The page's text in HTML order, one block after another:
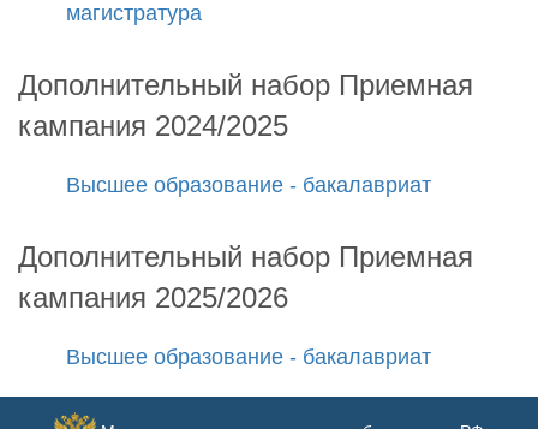
магистратура
Дополнительный набор Приемная
кампания 2024/2025
Высшее образование - бакалавриат
Дополнительный набор Приемная
кампания 2025/2026
Высшее образование - бакалавриат